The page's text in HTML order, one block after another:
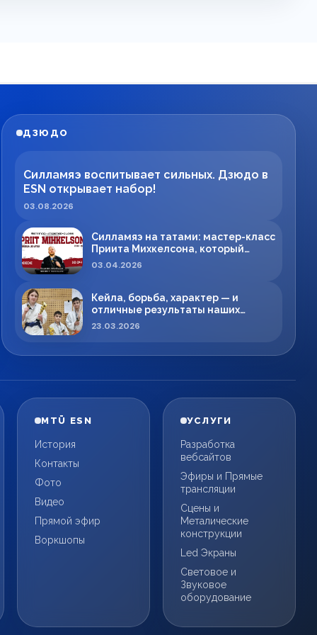
ДЗЮДО
Силламяэ воспитывает сильных. Дзюдо в
ESN открывает набор!
03.08.2026
Силламяэ на татами: мастер-класс
Приита Михкелсона, который
меняет правила игры в регионе
03.04.2026
Кейла, борьба, характер — и
отличные результаты наших
спортсменов!
23.03.2026
MTÜ ESN
История
Контакты
Фото
Видео
Прямой эфир
Воркшопы
УСЛУГИ
Разработка
вебсайтов
Эфиры и Прямые
трансляции
Сцены и
Металические
конструкции
Led Экраны
Световое и
Звуковое
оборудование